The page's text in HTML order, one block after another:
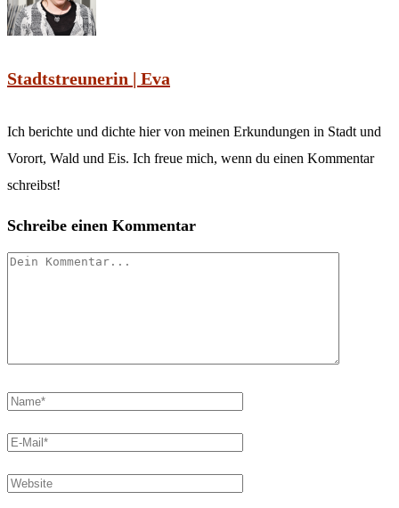
Stadtstreunerin | Eva
Ich berichte und dichte hier von meinen Erkundungen in Stadt und
Vorort, Wald und Eis. Ich freue mich, wenn du einen Kommentar
schreibst!
Schreibe einen Kommentar